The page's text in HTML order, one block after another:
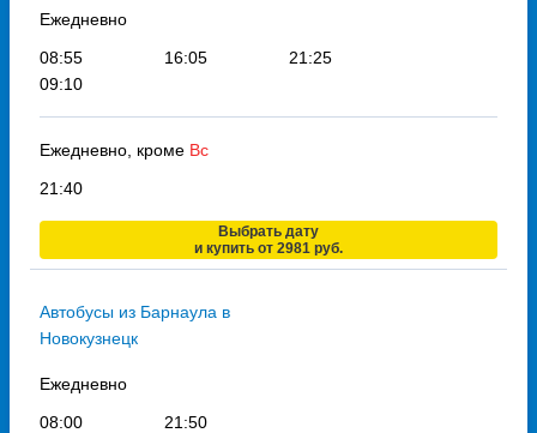
Ежедневно
08:55
16:05
21:25
09:10
Ежедневно, кроме Вс
21:40
Выбрать дату
и купить от 2981 руб.
Автобусы из Барнаула в
Новокузнецк
Ежедневно
08:00
21:50